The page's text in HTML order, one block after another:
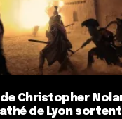
de Christopher
de Lyon sortent